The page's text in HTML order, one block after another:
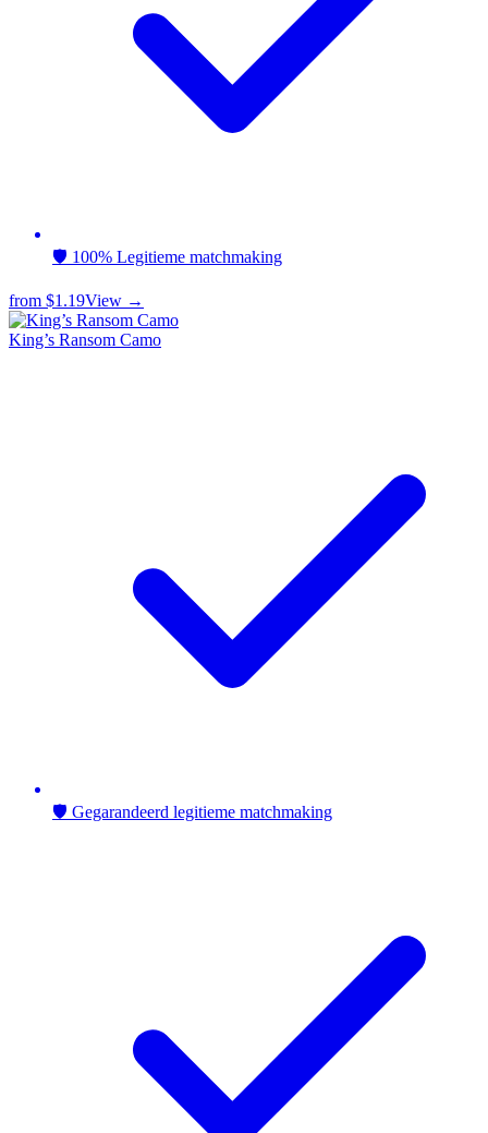
🛡️ 100% Legitieme matchmaking
from $1.19View →
King’s Ransom Camo
🛡️ Gegarandeerd legitieme matchmaking